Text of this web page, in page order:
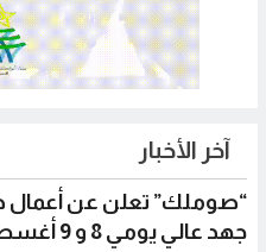
آخر الأخبار
“صوملك” تعلن عن أعمال
جهد عالي يومي 8 و 9 أغسطس